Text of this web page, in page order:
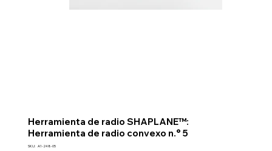
Herramienta de radio SHAPLANE™:
Herramienta de radio convexo n.° 5
SKU: SKU
A1-248-05